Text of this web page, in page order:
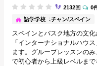
サンセバスチャン/スペイン
語学学校
2132回 0
スペインとバスク地方の文
「インターナショナルハウ
ます。グループレッスンの
で初心者から上級レベルまで